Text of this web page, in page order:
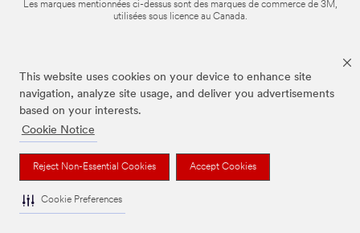
This website uses cookies on your device to enhance site
navigation, analyze site usage, and deliver you advertisements
based on your interests.
Cookie Notice
Reject Non-Essential Cookies Accept Cookies
Cookie Preferences
Les marques mentionnées ci-dessus sont des marques de commerce de 3M,
utilisées sous licence au Canada.